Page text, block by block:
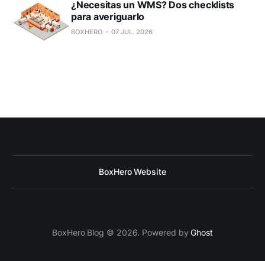
¿Necesitas un WMS? Dos checklists
para averiguarlo
BOXHERO 07 JUL. 2026
BoxHero Website
BoxHero Blog © 2026. Powered byGhost